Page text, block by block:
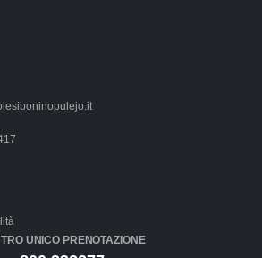
UNICO PRENOTAZIONE